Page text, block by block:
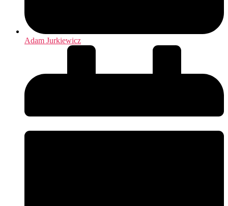
Adam Jurkiewicz